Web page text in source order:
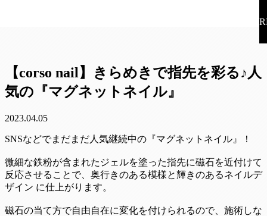
【corso nail】きらめきで指先を彩る♪人
気の『マグネットネイル』
2023.04.05
SNSなどでまだまだ人気継続中の『マグネットネイル』！
微細な鉄粉が含まれたジェルを塗った指先に磁石を近付けて
反応させることで、奥行きのある模様と輝きのあるネイルデ
ザイン に仕上がります。
磁石の当て方で自由自在に変化を付けられるので、施術しな